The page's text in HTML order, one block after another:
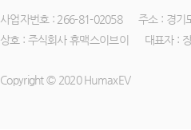
사업자번호 : 266-81-02058
주소 : 경기
상호 : 주식회사 휴맥스이브이
대표자 :
Copyright © 2020 HumaxEV